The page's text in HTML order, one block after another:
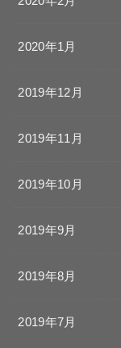
2020年1月
2019年12月
2019年11月
2019年10月
2019年9月
2019年8月
2019年7月